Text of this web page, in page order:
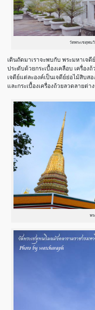
วัดพระเชตุพน
เดินถัดมาเราจะพบกับ พระมหาเจ
ประดับด้วยกระเบื้องเคลือบ เครื่อ
เจดีย์แต่ละองค์เป็นเจดีย์ย่อไม้สิบส
และกระเบื้องเครื่องถ้วยลวดลายต่า
พร